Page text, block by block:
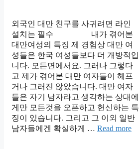
외국인 대만 친구를 사귀려면 라인
설치는 필수 내가 겪어본
대만여성의 특징 제 경험상 대만 여
성들은 한국 여성들보다 더 개방적입
니다. 모든면에서요. 그러나 그렇다
고 제가 겪어본 대만 여자들이 헤프
거나 그러진 않았습니다. 대만 여자
들은 자기 남자라고 생각하는 상대에
게만 모든것을 오픈하고 헌신하는 특
징이 있습니다. 그리고 그 이외 일반
남자들에겐 확실하게 … Read more